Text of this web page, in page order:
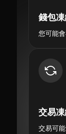
錢包
您可能
交易
交易可